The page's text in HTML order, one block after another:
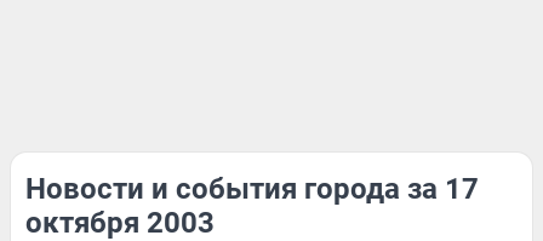
Новости и события города за 17
октября 2003